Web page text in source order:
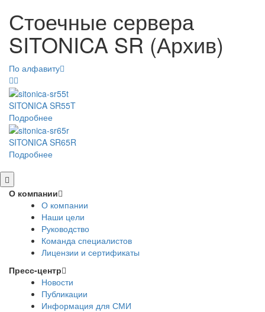
Стоечные сервера
SITONICA SR (Архив)
По алфавиту
SITONICA SR55T
Подробнее
SITONICA SR65R
Подробнее
О компании
О компании
Наши цели
Руководство
Команда специалистов
Лицензии и сертификаты
Пресс-центр
Новости
Публикации
Информация для СМИ